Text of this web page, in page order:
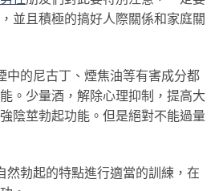
並且積極的搞好人際關係和家庭關
的尼古丁、煙焦油等有害成分都
。少量酒，解除心理抑制，提高大
陰莖勃起功能。但是絕對不能過量
勃起的特點進行適當的訓練，在